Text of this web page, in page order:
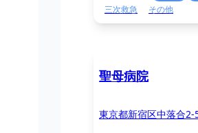
三次救急
その他
聖母病院
東京都新宿区中落合2-